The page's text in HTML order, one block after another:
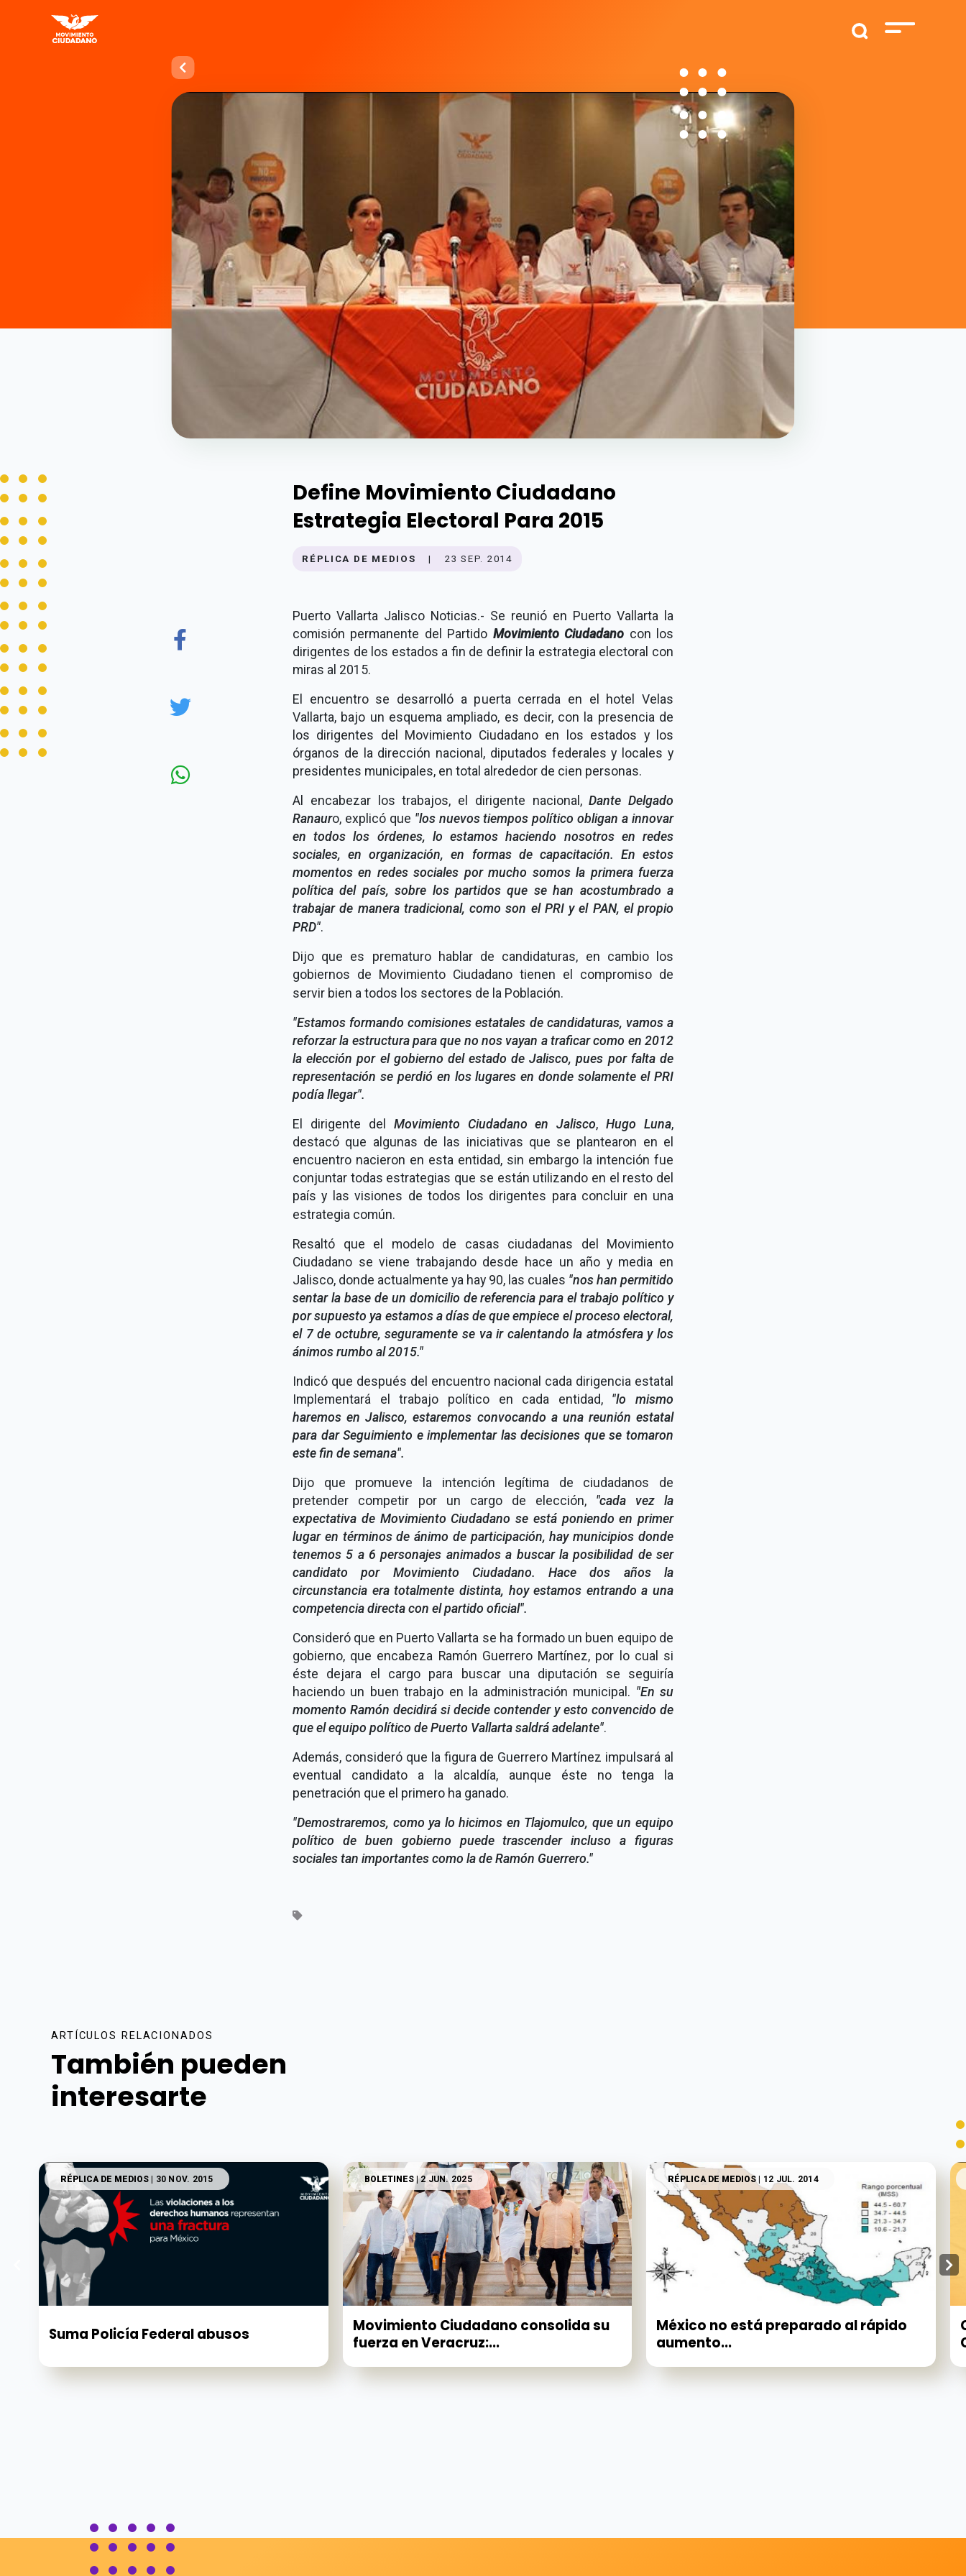
Define Movimiento Ciudadano
Estrategia Electoral Para 2015
RÉPLICA DE MEDIOS | 23 SEP. 2014
Puerto Vallarta Jalisco Noticias.- Se reunió en Puerto Vallarta la
comisión permanente del Partido Movimiento Ciudadano con los
dirigentes de los estados a fin de definir la estrategia electoral con
miras al 2015.
El encuentro se desarrolló a puerta cerrada en el hotel Velas
Vallarta, bajo un esquema ampliado, es decir, con la presencia de
los dirigentes del Movimiento Ciudadano en los estados y los
órganos de la dirección nacional, diputados federales y locales y
presidentes municipales, en total alrededor de cien personas.
Al encabezar los trabajos, el dirigente nacional,Dante Delgado
Ranauro, explicó que "los nuevos tiempos político obligan a innovar
en todos los órdenes, lo estamos haciendo nosotros en redes
sociales, en organización, en formas de capacitación. En estos
momentos en redes sociales por mucho somos la primera fuerza
política del país, sobre los partidos que se han acostumbrado a
trabajar de manera tradicional, como son el PRI y el PAN, el propio
PRD".
Dijo que es prematuro hablar de candidaturas, en cambio los
gobiernos de Movimiento Ciudadano tienen el compromiso de
servir bien a todos los sectores de la Población.
"Estamos formando comisiones estatales de candidaturas, vamos a
reforzar la estructura para que no nos vayan a traficar como en 2012
la elección por el gobierno del estado de Jalisco, pues por falta de
representación se perdió en los lugares en donde solamente el PRI
podía llegar".
El dirigente del Movimiento Ciudadano en Jalisco,Hugo Luna,
destacó que algunas de las iniciativas que se plantearon en el
encuentro nacieron en esta entidad, sin embargo la intención fue
conjuntar todas estrategias que se están utilizando en el resto del
país y las visiones de todos los dirigentes para concluir en una
estrategia común.
Resaltó que el modelo de casas ciudadanas del Movimiento
Ciudadano se viene trabajando desde hace un año y media en
Jalisco, donde actualmente ya hay 90, las cuales "nos han permitido
sentar la base de un domicilio de referencia para el trabajo político y
por supuesto ya estamos a días de que empiece el proceso electoral,
el 7 de octubre, seguramente se va ir calentando la atmósfera y los
ánimos rumbo al 2015."
Indicó que después del encuentro nacional cada dirigencia estatal
Implementará el trabajo político en cada entidad, "lo mismo
haremos en Jalisco, estaremos convocando a una reunión estatal
para dar Seguimiento e implementar las decisiones que se tomaron
este fin de semana".
Dijo que promueve la intención legítima de ciudadanos de
pretender competir por un cargo de elección, "cada vez la
expectativa de Movimiento Ciudadano se está poniendo en primer
lugar en términos de ánimo de participación, hay municipios donde
tenemos 5 a 6 personajes animados a buscar la posibilidad de ser
candidato por Movimiento Ciudadano. Hace dos años la
circunstancia era totalmente distinta, hoy estamos entrando a una
competencia directa con el partido oficial".
Consideró que en Puerto Vallarta se ha formado un buen equipo de
gobierno, que encabeza Ramón Guerrero Martínez, por lo cual si
éste dejara el cargo para buscar una diputación se seguiría
haciendo un buen trabajo en la administración municipal. "En su
momento Ramón decidirá si decide contender y esto convencido de
que el equipo político de Puerto Vallarta saldrá adelante".
Además, consideró que la figura de Guerrero Martínez impulsará al
eventual candidato a la alcaldía, aunque éste no tenga la
penetración que el primero ha ganado.
"Demostraremos, como ya lo hicimos en Tlajomulco, que un equipo
político de buen gobierno puede trascender incluso a figuras
sociales tan importantes como la de Ramón Guerrero."
ARTÍCULOS RELACIONADOS
También pueden
interesarte
RÉPLICA DE MEDIOS | 30 NOV. 2015
Suma Policía Federal abusos
BOLETINES| 2 JUN. 2025
Movimiento Ciudadano consolida su
fuerza en Veracruz:...
RÉPLICA DE MEDIOS | 12 JUL. 2014
México no está preparado al rápido
aumento...